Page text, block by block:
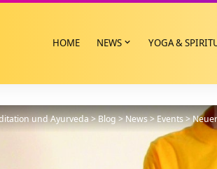
HOME NEWS YOGA &
und Ayurveda>Blog>News>Events>